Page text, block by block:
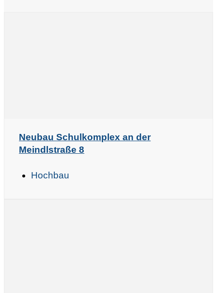
Neubau Schulkomplex an der
Meindlstraße 8
Hochbau